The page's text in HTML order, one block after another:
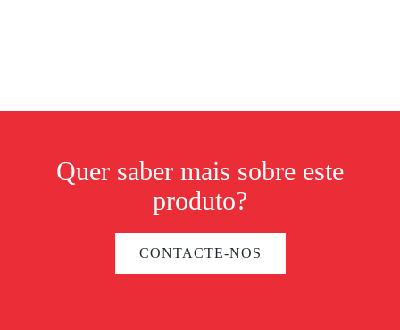
Quer saber mais sobre este
produto?
CONTACTE-NOS